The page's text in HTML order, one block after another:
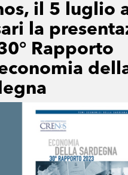
il 5 luglio
la
Rapporto